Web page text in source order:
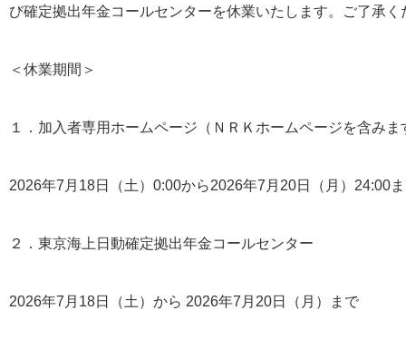
び確定拠出年金コールセンターを休業いたします。ご了承く
＜休業期間＞
１．加入者専用ホームページ（ＮＲＫホームページを含み
2026年7月18日（土）0:00から2026年7月20日（月）24:00
２．東京海上日動確定拠出年金コールセンター
2026年7月18日（土）から 2026年7月20日（月）まで